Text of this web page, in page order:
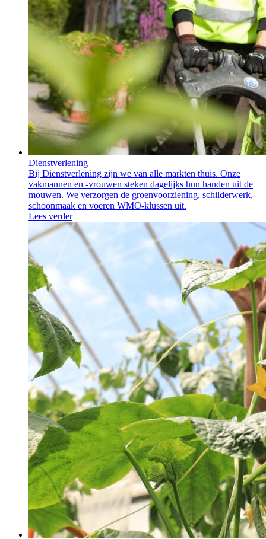
Dienstverlening
Bij Dienstverlening zijn we van alle markten thuis. Onze
vakmannen en -vrouwen steken dagelijks hun handen uit de
mouwen. We verzorgen de groenvoorziening, schilderwerk,
schoonmaak en voeren WMO-klussen uit.
Lees verder